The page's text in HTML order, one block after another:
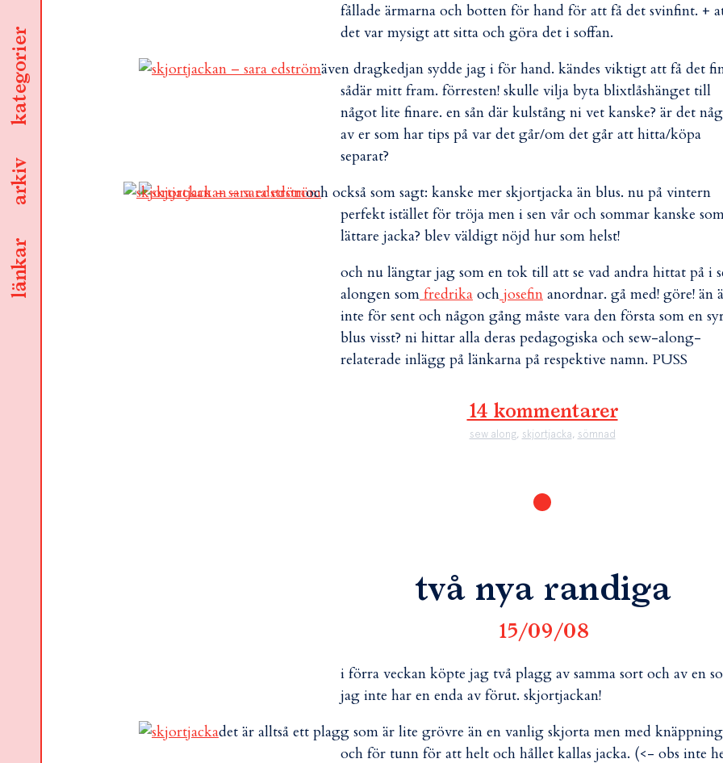
länkar
arkiv
kategorier
fållade ärmarna och botten för hand för att få det svinfint. +
det var mysigt att sitta och göra det i soffan.
även dragkedjan sydde jag i för hand. kändes viktigt att få det
sådär mitt fram. förresten! skulle vilja byta blixtlåshänget till
något lite finare. en sån där kulstång ni vet kanske? är det
av er som har tips på var det går/om det går att hitta/köpa
separat?
och också som sagt: kanske mer skjortjacka än blus. nu på vintern
perfekt istället för tröja men i sen vår och sommar kanske
lättare jacka? blev väldigt nöjd hur som helst!
och nu längtar jag som en tok till att se vad andra hittat på i
alongen somfredrika ochjosefin anordnar. gå med! göre! än
inte för sent och någon gång måste vara den första som en
blus visst? ni hittar alla deras pedagogiska och sew-along-
relaterade inlägg på länkarna på respektive namn. PUSS
14 kommentarer
sew along, skjortjacka, sömnad
två nya randiga
15/09/08
i förra veckan köpte jag två plagg av samma sort och av en
jag inte har en enda av förut. skjortjackan!
det är alltså ett plagg som är lite grövre än en vanlig skjorta men med knäppning
och för tunn för att helt och hållet kallas jacka. (<- obs inte